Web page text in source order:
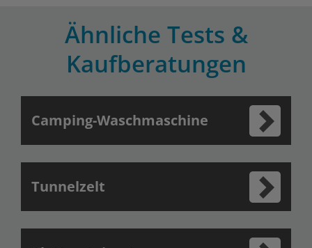
Ähnliche Tests &
Kaufberatungen
Camping-Waschmaschine
Tunnelzelt